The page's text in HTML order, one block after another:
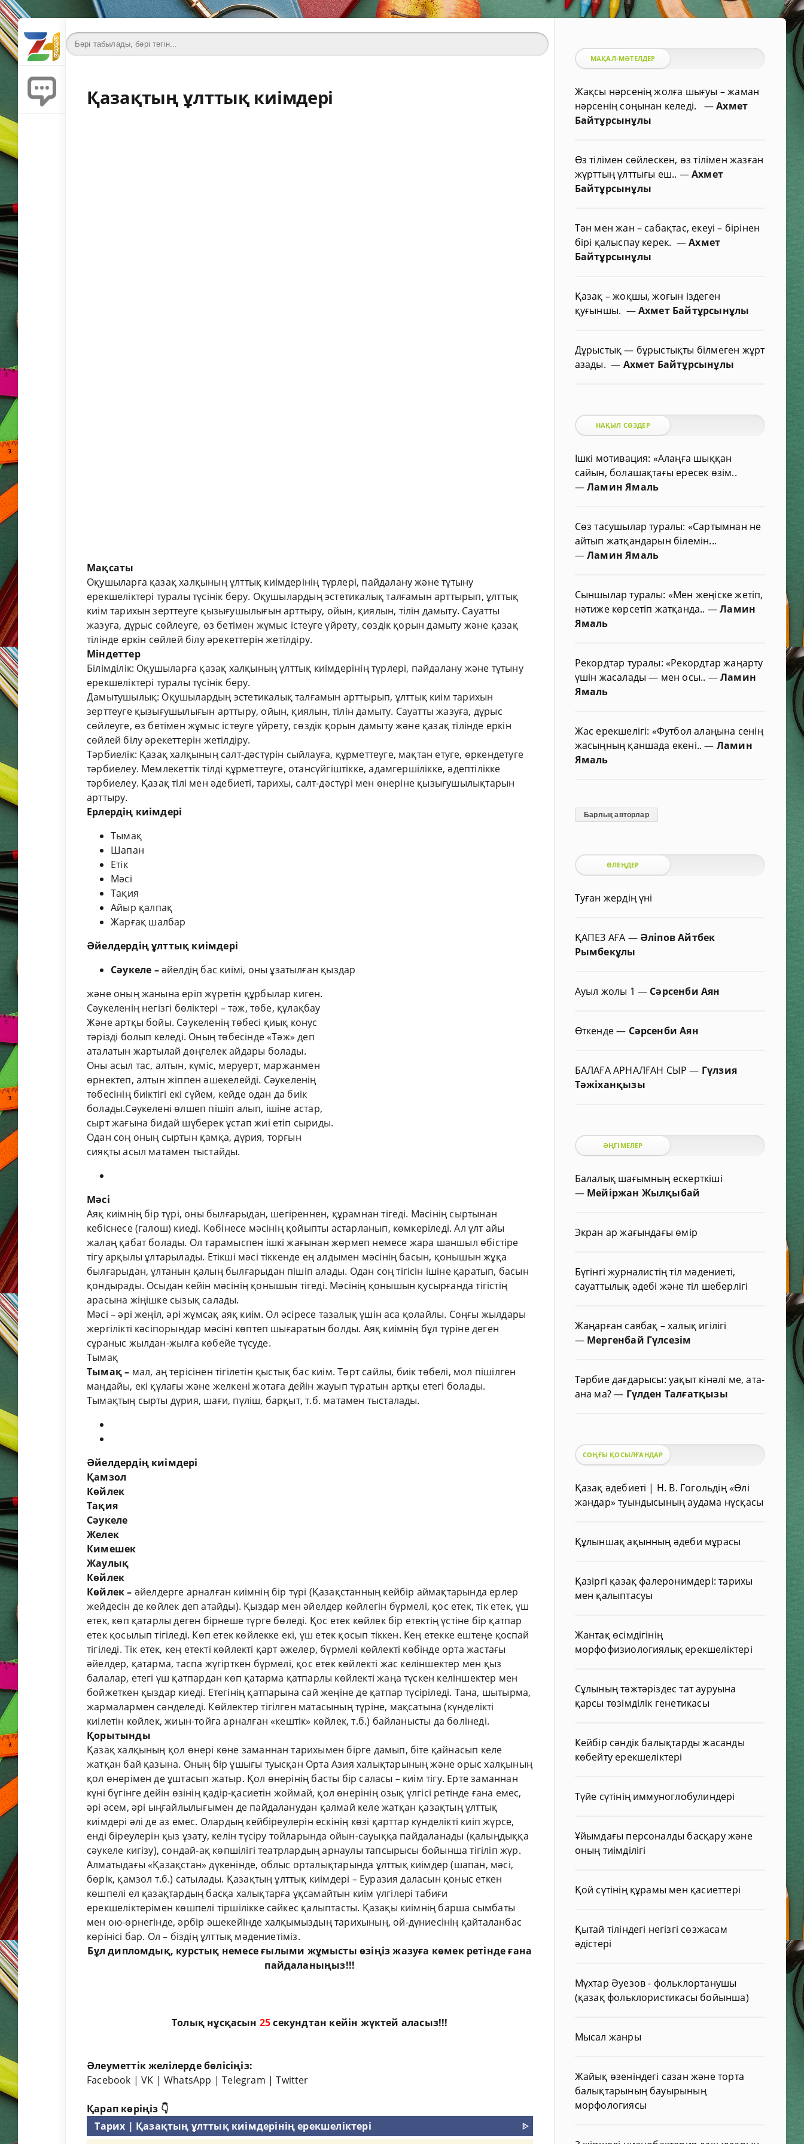
Қазақтың ұлттық киімдері
Мақсаты
Оқушыларға қазақ халқының ұлттық киімдерінің түрлері, пайдалану және тұтыну
ерекшеліктері туралы түсінік беру. Оқушылардың эстетикалық талғамын арттырып, ұлттық
киім тарихын зерттеуге қызығушылығын арттыру, ойын, қиялын, тілін дамыту. Сауатты
жазуға, дұрыс сөйлеуге, өз бетімен жұмыс істеуге үйрету, сөздік қорын дамыту және қазақ
тілінде еркін сөйлей білу әрекеттерін жетілдіру.
Міндеттер
Білімділік: Оқушыларға қазақ халқының ұлттық киімдерінің түрлері, пайдалану және тұтыну
ерекшеліктері туралы түсінік беру.
Дамытушылық: Оқушылардың эстетикалық талғамын арттырып, ұлттық киім тарихын
зерттеуге қызығушылығын арттыру, ойын, қиялын, тілін дамыту. Сауатты жазуға, дұрыс
сөйлеуге, өз бетімен жұмыс істеуге үйрету, сөздік қорын дамыту және қазақ тілінде еркін
сөйлей білу әрекеттерін жетілдіру.
Тәрбиелік: Қазақ халқының салт-дәстүрін сыйлауға, құрметтеуге, мақтан етуге, өркендетуге
тәрбиелеу. Мемлекеттік тілді құрметтеуге, отансүйгіштікке, адамгершілікке, әдептілікке
тәрбиелеу. Қазақ тілі мен әдебиеті, тарихы, салт-дәстүрі мен өнеріне қызығушылықтарын
арттыру.
Ерлердің киімдері
Тымақ
Шапан
Етік
Мәсі
Тақия
Айыр қалпақ
Жарғақ шалбар
Әйелдердің ұлттық киімдері
Сәукеле –әйелдің бас киімі, оны ұзатылған қыздар
және оның жанына еріп жүретін құрбылар киген.
Сәукеленің негізгі бөліктері – тәж, төбе, құлақбау
Және артқы бойы. Сәукеленің төбесі қиық конус
тәрізді болып келеді. Оның төбесінде «Тәж» деп
аталатын жартылай дөңгелек айдары болады.
Оны асыл тас, алтын, күміс, меруерт, маржанмен
өрнектеп, алтын жіппен әшекелейді. Сәукеленің
төбесінің биіктігі екі сүйем, кейде одан да биік
болады.Сәукелені өлшеп пішіп алып, ішіне астар,
сырт жағына бидай шүберек ұстап жиі етіп сыриды.
Одан соң оның сыртын қамқа, дүрия, торғын
сияқты асыл матамен тыстайды.
Мәсі
Аяқ киімнің бір түрі, оны былғарыдан, шегіреннен, құрамнан тігеді. Мәсінің сыртынан
кебіснесе (галош) киеді. Көбінесе мәсінің қойыпты астарланып, көмкеріледі. Ал ұлт айы
жалаң қабат болады. Ол тарамыспен ішкі жағынан жөрмеп немесе жара шаншыл өбістіре
тігу арқылы ұлтарылады. Етікші мәсі тіккенде ең алдымен мәсінің басын, қонышын жұқа
былғарыдан, ұлтанын қалың былғарыдан пішіп алады. Одан соң тігісін ішіне қаратып, басын
қондырады. Осыдан кейін мәсінің қонышын тігеді. Мәсінің қонышын қусырғанда тігістің
арасына жіңішке сызық салады.
Мәсі – әрі жеңіл, әрі жұмсақ аяқ киім. Ол әсіресе тазалық үшін аса қолайлы. Соңғы жылдары
жергілікті кәсіпорындар мәсіні көптеп шығаратын болды. Аяқ киімнің бұл түріне деген
сұраныс жылдан-жылға көбейе түсуде.
Тымақ
Тымақ– мал, аң терісінен тігілетін қыстық бас киім. Төрт сайлы, биік төбелі, мол пішілген
маңдайы, екі құлағы және желкені жотаға дейін жауып тұратын артқы етегі болады.
Тымақтың сырты дүрия, шағи, пүліш, барқыт, т.б. матамен тысталады.
Әйелдердің киімдері
Қамзол
Көйлек
Тақия
Сәукеле
Желек
Кимешек
Жаулық
Көйлек
Көйлек – әйелдерге арналған киімнің бір түрі (Қазақстанның кейбір аймақтарында ерлер
жейдесін де көйлек деп атайды). Қыздар мен әйелдер көйлегін бүрмелі, қос етек, тік етек, үш
етек, көп қатарлы деген бірнеше түрге бөледі. Қос етек көйлек бір етектің үстіне бір қатпар
етек қосылып тігіледі. Көп етек көйлекке екі, үш етек қосып тіккен. Кең етекке ештеңе қоспай
тігіледі. Тік етек, кең етекті көйлекті қарт әжелер, бүрмелі көйлекті көбінде орта жастағы
әйелдер, қатарма, таспа жүгірткен бүрмелі, қос етек көйлекті жас келіншектер мен қыз
балалар, етегі үш қатпардан көп қатарма қатпарлы көйлекті жаңа түскен келіншектер мен
бойжеткен қыздар киеді. Етегінің қатпарына сай жеңіне де қатпар түсіріледі. Тана, шытырма,
жармалармен сәнделеді. Көйлектер тігілген матасының түріне, мақсатына (күнделікті
киілетін көйлек, жиын-тойға арналған «кештік» көйлек, т.б.) байланысты да бөлінеді.
Қорытынды
Қазақ халқының қол өнері көне заманнан тарихымен бірге дамып, біте қайнасып келе
жатқан бай қазына. Оның бір ұшығы туысқан Орта Азия халықтарының және орыс халқының
қол өнерімен де ұштасып жатыр. Қол өнерінің басты бір саласы – киім тігу. Ерте заманнан
күні бүгінге дейін өзінің қадір-қасиетін жоймай, қол өнерінің озық үлгісі ретінде ғана емес,
әрі әсем, әрі ыңғайлылығымен де пайдаланудан қалмай келе жатқан қазақтың ұлттық
киімдері әлі де аз емес. Олардың кейбіреулерін ескінің көзі қарттар күнделікті киіп жүрсе,
енді біреулерін қыз ұзату, келін түсіру тойларында ойын-сауыққа пайдаланады (қалыңдыққа
сәукеле кигізу), сондай-ақ көпшілігі театрлардың арнаулы тапсырысы бойынша тігіліп жүр.
Алматыдағы «Қазақстан» дүкенінде, облыс орталықтарында ұлттық киімдер (шапан, мәсі,
бөрік, қамзол т.б.) сатылады. Қазақтың ұлттық киімдері – Еуразия даласын қоныс еткен
көшпелі ел қазақтардың басқа халықтарға ұқсамайтын киім үлгілері табиғи
ерекшеліктерімен көшпелі тіршілікке сәйкес қалыптасты. Қазақы киімнің барша сымбаты
мен ою-өрнегінде, әрбір әшекейінде халқымыздың тарихының, ой-дүниесінің қайталанбас
көрінісі бар. Ол – біздің ұлттық мәдениетіміз.
Бұлдипломдық, курстық немесеғылыми жұмысты өзіңіз жазуға көмек ретінде ғана
пайдаланыңыз!!!
Толық нұсқасын 24секундтан кейін жүктей аласыз!!!
Әлеуметтік желілерде бөлісіңіз:
Facebook |VK |WhatsApp |Telegram |Twitter
Қарап көріңіз 👇
Тарих | Қазақтың ұлттық киімдерінің ерекшеліктері
ᐈ
МАҚАЛ-МӘТЕЛДЕР
Жақсы нәрсенің жолға шығуы – жаман
нәрсенің соңынан келеді. —Ахмет
Байтұрсынұлы
Өз тілімен сөйлескен, өз тілімен жазған
жұрттың ұлттығы еш.. —Ахмет
Байтұрсынұлы
Тән мен жан – сабақтас, екеуі – бірінен
бірі қалыспау керек. —Ахмет
Байтұрсынұлы
Қазақ – жоқшы, жоғын іздеген
қуғыншы. —Ахмет Байтұрсынұлы
Дұрыстық — бұрыстықты білмеген жұрт
азады.— Ахмет Байтұрсынұлы
НАҚЫЛ СӨЗДЕР
Ішкі мотивация: «Алаңға шыққан
сайын, болашақтағы ересек өзім..
—Ламин Ямаль
Сөз тасушылар туралы: «Сартымнан не
айтып жатқандарын білемін...
—Ламин Ямаль
Сыншылар туралы: «Мен жеңіске жетіп,
нәтиже көрсетіп жатқанда.. —Ламин
Ямаль
Рекордтар туралы: «Рекордтар жаңарту
үшін жасалады — мен осы.. —Ламин
Ямаль
Жас ерекшелігі: «Футбол алаңына сенің
жасыңның қаншада екені..— Ламин
Ямаль
Барлық авторлар
ӨЛЕҢДЕР
Туған жердің үні
ҚАПЕЗ АҒА — Әліпов Айтбек
Рымбекұлы
Ауыл жолы 1 — Сәрсенби Аян
Өткенде— Сәрсенби Аян
БАЛАҒА АРНАЛҒАН СЫР— Гүлзия
Тәжіханқызы
ӘҢГІМЕЛЕР
Балалық шағымның ескерткіші
— Мейіржан Жылқыбай
Экран ар жағындағы өмір
Бүгінгі журналистің тіл мәдениеті,
сауаттылық әдебі және тіл шеберлігі
Жаңарған саябақ – халық игілігі
— Мергенбай Гүлсезім
Тәрбие дағдарысы: уақыт кінәлі ме, ата-
ана ма?— Гүлден Талғатқызы
СОҢҒЫ ҚОСЫЛҒАНДАР
Қазақ әдебиеті | Н. В. Гогольдің «Өлі
жандар» туындысының аудама нұсқасы
Құлыншақ ақынның әдеби мұрасы
Қазіргі қазақ фалеронимдері: тарихы
мен қалыптасуы
Жантақ өсімдігінің
морфофизиологиялық ерекшеліктері
Сұлының тәжтәріздес тат ауруына
қарсы төзімділік генетикасы
Кейбір сәндік балықтарды жасанды
көбейту ерекшеліктері
Түйе сүтінің иммуноглобулиндері
Ұйымдағы персоналды басқару және
оның тиімділігі
Қой сүтінің құрамы мен қасиеттері
Қытай тіліндегі негізгі сөзжасам
әдістері
Мұхтар Әуезов - фольклортанушы
(қазақ фольклористикасы бойынша)
Мысал жанры
Жайық өзеніндегі сазан және торта
балықтарының бауырының
морфологиясы